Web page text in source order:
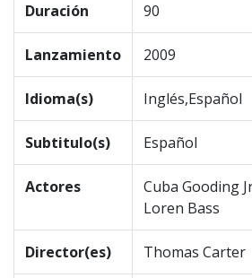
Duración 90
Lanzamiento 2009
Idioma(s) Inglés,Español
Subtitulo(s) Español
Actores
Cuba Gooding
Loren Bass
Director(es) Thomas Carter